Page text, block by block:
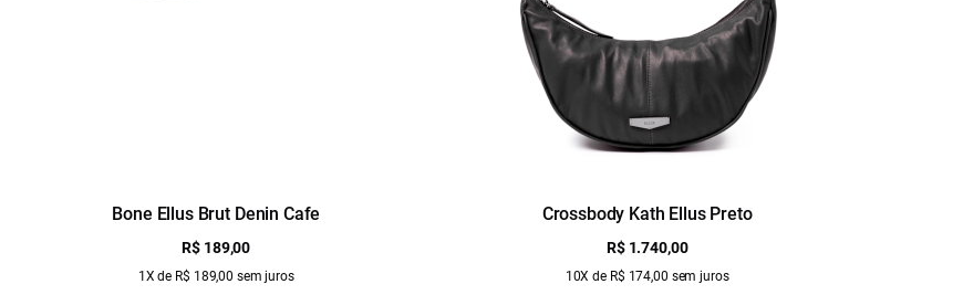
Bone Ellus Brut Denin Cafe
R$ 189,00
1X de R$ 189,00 sem juros
Crossbody Kath Ellus Preto
R$ 1.740,00
10X de R$ 174,00 sem juros